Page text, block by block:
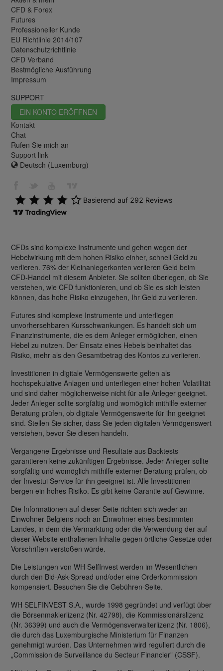
CFD & Forex
Futures
Professioneller Kunde
EU Richtlinie 2014/107
Datenschutzrichtlinie
CFD Verband
Bestmögliche Ausführung
Impressum
SUPPORT
EIN KONTO ERÖFFNEN
Kontakt
Chat
Rufen Sie mich an
Support link
Deutsch (Luxemburg)
CFDs sind komplexe Instrumente und gehen wegen der
Hebelwirkung mit dem hohen Risiko einher, schnell Geld zu
verlieren. 76% der Kleinanlegerkonten verlieren Geld beim
CFD-Handel mit diesem Anbieter. Sie sollten überlegen, ob Sie
verstehen, wie CFD funktionieren, und ob Sie es sich leisten
können, das hohe Risiko einzugehen, Ihr Geld zu verlieren.
Futures sind komplexe Instrumente und unterliegen
unvorhersehbaren Kursschwankungen. Es handelt sich um
Finanzinstrumente, die es dem Anleger ermöglichen, einen
Hebel zu nutzen. Der Einsatz eines Hebels beinhaltet das
Risiko, mehr als den Gesamtbetrag des Kontos zu verlieren.
Investitionen in digitale Vermögenswerte gelten als
hochspekulative Anlagen und unterliegen einer hohen Volatilität
und sind daher möglicherweise nicht für alle Anleger geeignet.
Jeder Anleger sollte sorgfältig und womöglich mithilfe externer
Beratung prüfen, ob digitale Vermögenswerte für ihn geeignet
sind. Stellen Sie sicher, dass Sie jeden digitalen Vermögenswert
verstehen, bevor Sie diesen handeln.
Vergangene Ergebnisse und Resultate aus Backtests
garantieren keine zukünftigen Ergebnisse. Jeder Anleger sollte
sorgfältig und womöglich mithilfe externer Beratung prüfen, ob
der Investui Service für ihn geeignet ist. Alle Investitionen
bergen ein hohes Risiko. Es gibt keine Garantie auf Gewinne.
Die Informationen auf dieser Seite richten sich weder an
Einwohner Belgiens noch an Einwohner eines bestimmten
Landes, in dem die Vermarktung oder die Verwendung der auf
dieser Website enthaltenen Inhalte gegen örtliche Gesetze oder
Vorschriften verstoßen würde.
Die Leistungen von WH SelfInvest werden im Wesentlichen
durch den Bid-Ask-Spread und/oder eine Orderkommission
kompensiert. Besuchen Sie die Gebühren-Seite.
WH SELFINVEST S.A., wurde 1998 gegründet und verfügt über
die Börsenmaklerlizenz (Nr. 42798), die Kommissionärslizenz
(Nr. 36399) und auch die Vermögensverwalterlizenz (Nr. 1806),
die durch das Luxemburgische Ministerium für Finanzen
genehmigt wurden. Das Unternehmen wird reguliert durch die
„Commission de Surveillance du Secteur Financier” (CSSF).